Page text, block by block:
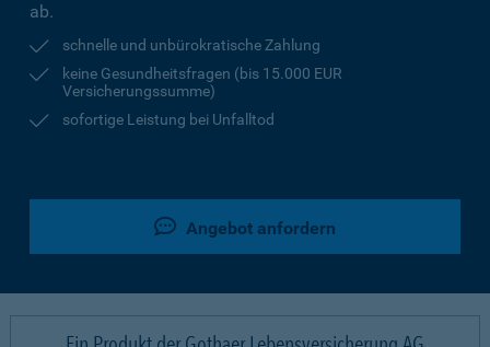
ab.
schnelle und unbürokratische Zahlung
keine Gesundheitsfragen (bis 15.000 EUR
Versicherungssumme)
sofortige Leistung bei Unfalltod
Angebot anfordern